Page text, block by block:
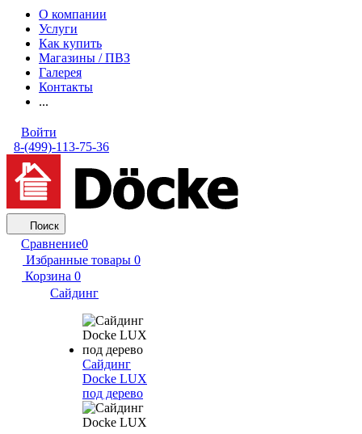
О компании
Услуги
Как купить
Магазины / ПВЗ
Галерея
Контакты
...
Войти
8-(499)-113-75-36
Поиск
Сравнение0
Избранные товары 0
Корзина 0
Сайдинг
Сайдинг
Docke LUX
под дерево